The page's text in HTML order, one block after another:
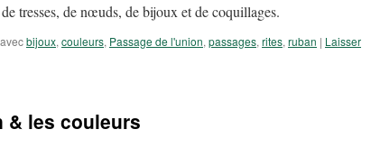
tresses, de nœuds, de bijoux et de coquillages.
bijoux, couleurs, Passage de l'union, passages, rites, ruban | Laisser
& les couleurs